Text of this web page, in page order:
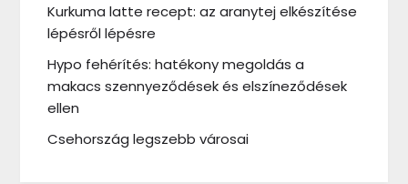
Kurkuma latte recept: az aranytej elkészítése
lépésről lépésre
Hypo fehérítés: hatékony megoldás a
makacs szennyeződések és elszíneződések
ellen
Csehország legszebb városai